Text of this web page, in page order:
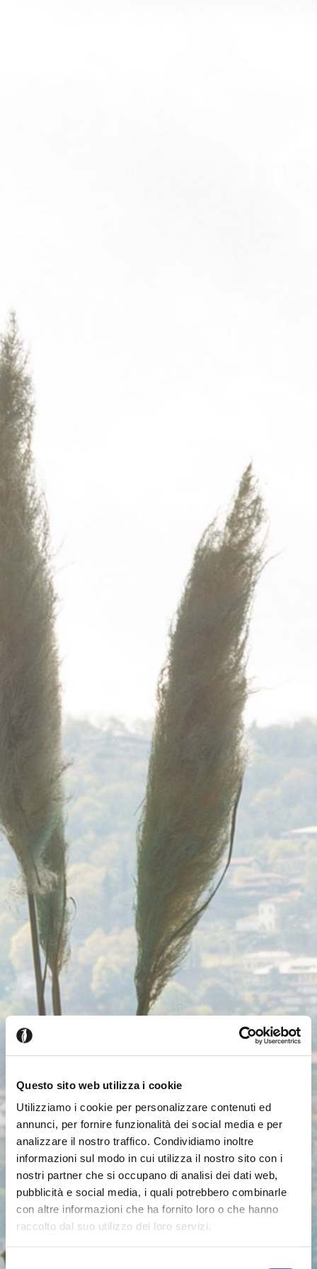
Questo sito web utilizza i cookie
Utilizziamo i cookie per personalizzare contenuti ed
annunci, per fornire funzionalità dei social media e per
analizzare il nostro traffico. Condividiamo inoltre
informazioni sul modo in cui utilizza il nostro sito con i
nostri partner che si occupano di analisi dei dati web,
pubblicità e social media, i quali potrebbero combinarle
con altre informazioni che ha fornito loro o che hanno
raccolto dal suo utilizzo dei loro servizi.
Selezione
Seems like you’re browsing from Close